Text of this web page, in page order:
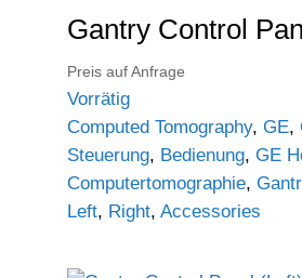
Gantry Control
Preis auf Anfrage
Vorrätig
Computed Tomography, GE,
Steuerung, Bedienung, GE
Computertomographie,
Left, Right, Accessories